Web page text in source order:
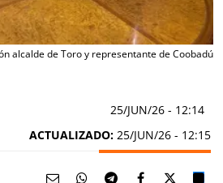
alcalde de Toro y representante de Coobadú
25/JUN/26 - 12:14
ACTUALIZADO: 25/JUN/26 - 12:15